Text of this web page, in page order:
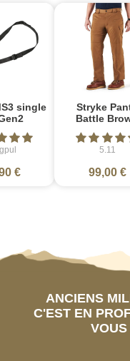
single
€
Stryke
Battle
5.11
99,00 €
ANCIENS
C'EST EN